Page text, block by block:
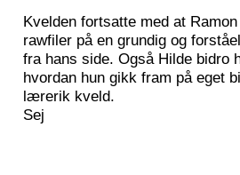
Kvelden fortsatte med at
rawfiler på en grundig og
fra hans side. Også Hilde bidro
hvordan hun gikk fram på eget
lærerik kveld.
Sej